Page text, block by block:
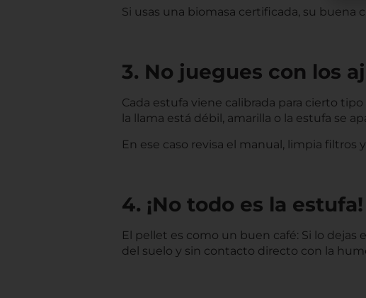
Si usas una biomasa certificada, su buena
3. No juegues con los
Cada estufa viene calibrada para cierto
la llama está débil, amarilla o la estufa se
En ese caso revisa el manual, limpia filtros
4. ¡No todo es la
El pellet es como un buen café: Si lo
del suelo y sin contacto directo con la